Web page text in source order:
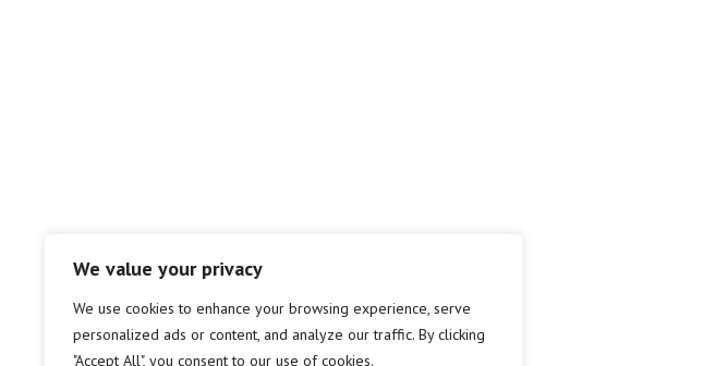
We value your privacy
We use cookies to enhance your browsing experience, serve
personalized ads or content, and analyze our traffic. By clicking
"Accept All", you consent to our use of cookies.